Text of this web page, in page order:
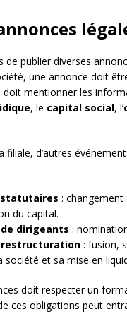
de publier diverses
une annonce doit
doit mentionner les
, le capital social, l’
filiale, d’autres
: changement
du capital.
dirigeants :
: fusion,
société et sa mise en
doit respecter un
ces obligations peut